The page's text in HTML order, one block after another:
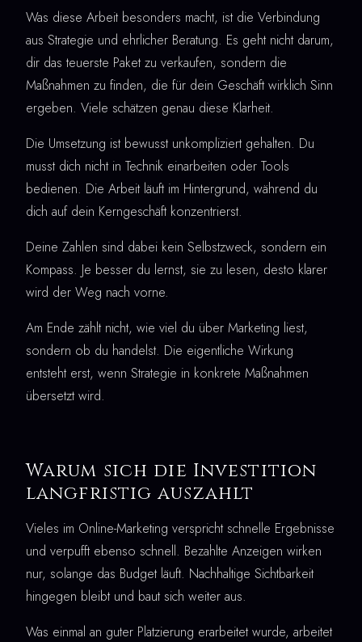
Was diese Arbeit besonders macht, ist die Verbindung
aus Strategie und ehrlicher Beratung. Es geht nicht darum,
dir das teuerste Paket zu verkaufen, sondern die
Maßnahmen zu finden, die für dein Geschäft wirklich Sinn
ergeben. Viele schätzen genau diese Klarheit.
Die Umsetzung ist bewusst unkompliziert gehalten. Du
musst dich nicht in Technik einarbeiten oder Tools
bedienen. Die Arbeit läuft im Hintergrund, während du
dich auf dein Kerngeschäft konzentrierst.
Deine Zahlen sind dabei kein Selbstzweck, sondern ein
Kompass. Je besser du lernst, sie zu lesen, desto klarer
wird der Weg nach vorne.
Am Ende zählt nicht, wie viel du über Marketing liest,
sondern ob du handelst. Die eigentliche Wirkung
entsteht erst, wenn Strategie in konkrete Maßnahmen
übersetzt wird.
Warum sich die Investition
langfristig auszahlt
Vieles im Online-Marketing verspricht schnelle Ergebnisse
und verpufft ebenso schnell. Bezahlte Anzeigen wirken
nur, solange das Budget läuft. Nachhaltige Sichtbarkeit
hingegen bleibt und baut sich weiter aus.
Was einmal an guter Platzierung erarbeitet wurde, arbeitet